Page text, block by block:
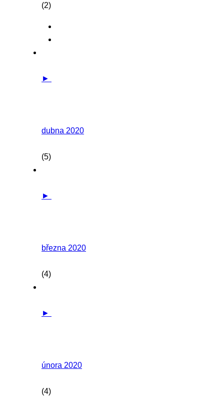
(2)
►
dubna 2020
(5)
►
března 2020
(4)
►
února 2020
(4)